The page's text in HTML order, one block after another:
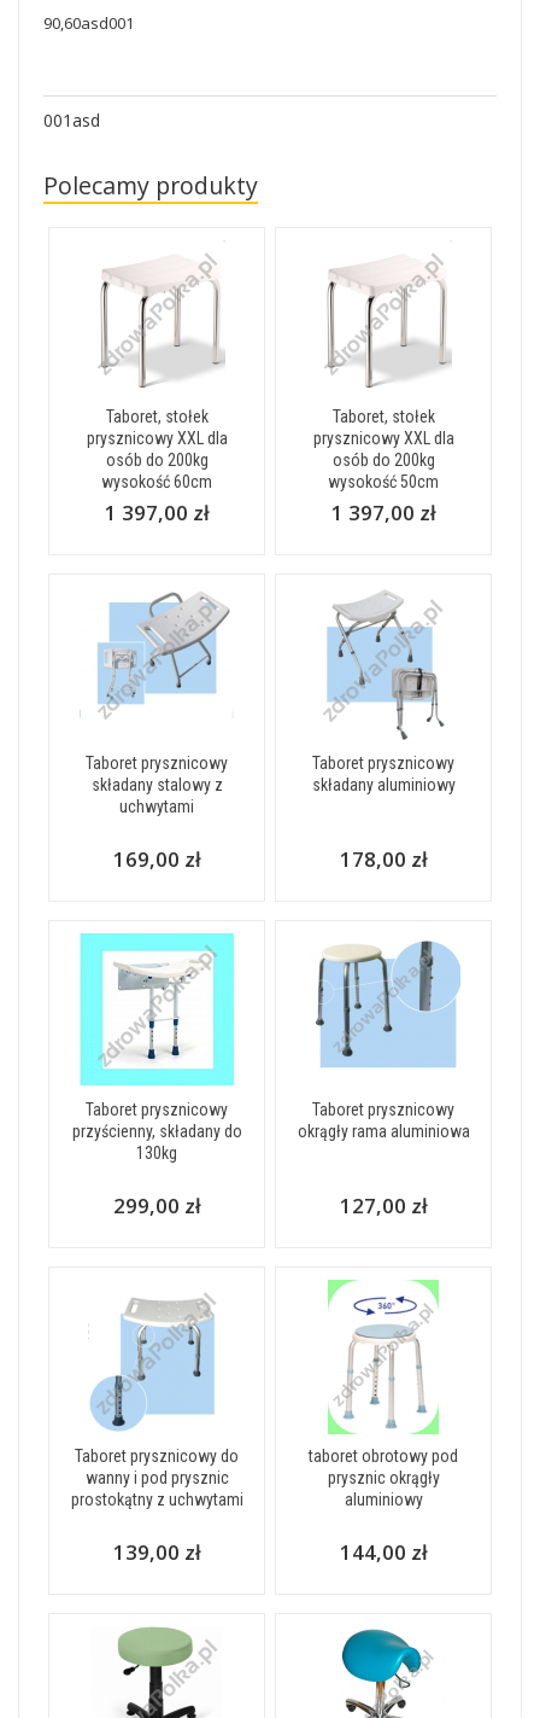
90,60asd001
001asd
Polecamy produkty
Taboret, stołek
prysznicowy XXL dla
osób do 200kg
wysokość 60cm
1 397,00 zł
Taboret, stołek
prysznicowy XXL dla
osób do 200kg
wysokość 50cm
1 397,00 zł
Taboret prysznicowy
składany stalowy z
uchwytami
169,00 zł
Taboret prysznicowy
składany aluminiowy
178,00 zł
Taboret prysznicowy
przyścienny, składany do
130kg
299,00 zł
Taboret prysznicowy
okrągły rama aluminiowa
127,00 zł
Taboret prysznicowy do
wanny i pod prysznic
prostokątny z uchwytami
139,00 zł
taboret obrotowy pod
prysznic okrągły
aluminiowy
144,00 zł